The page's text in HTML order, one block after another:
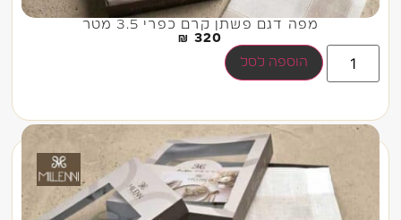
מפה דגם פשתן קרם כפרי 3.5 מטר
320
₪
הוספה לסל